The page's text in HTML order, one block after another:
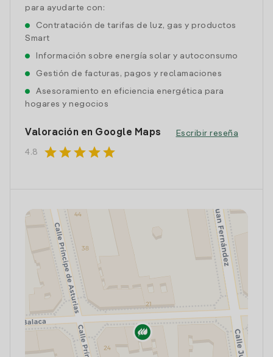
para ayudarte con:
Contratación de tarifas de luz, gas y productos
Smart
Información sobre energía solar y autoconsumo
Gestión de facturas, pagos y reclamaciones
Asesoramiento en eficiencia energética para
hogares y negocios
Valoración en Google Maps
4.8 starstarstarstarstar
Escribir reseña